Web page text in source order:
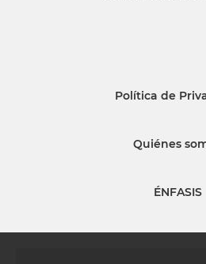
Política de
Quiénes
ÉNFASIS